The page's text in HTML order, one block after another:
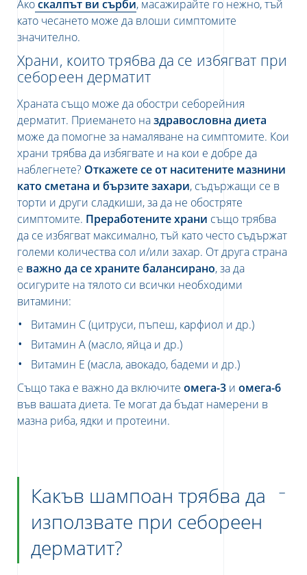
Акоскалпът ви сърби, масажирайте го нежно, тъй
като чесането може да влоши симптомите
значително.
Храни, които трябва да се избягват при
себореен дерматит
Храната също може да обостри себорейния
дерматит. Приемането наздравословна диета
може да помогне за намаляване на симптомите. Кои
храни трябва да избягвате и на кои е добре да
наблегнете? Откажете се от наситените мазнини
като сметана и бързите захари, съдържащи се в
торти и други сладкиши, за да не обостряте
симптомите. Преработените храни също трябва
да се избягват максимално, тъй като често съдържат
големи количества сол и/или захар. От друга страна
е важно да се храните балансирано, за да
осигурите на тялото си всички необходими
витамини:
Витамин C(цитруси, пъпеш, карфиол и др.)
Витамин A(масло, яйца и др.)
Витамин E (масла, авокадо, бадеми и др.)
Също така е важно да включите омега-3 и омега-6
във вашата диета. Те могат да бъдат намерени в
мазна риба, ядки и протеини.
Какъв шампоан трябва да
използвате при себореен
дерматит?